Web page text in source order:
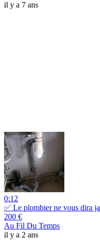
il y a 7 ans
0:12
✅ Le plombier ne vous dira
200 €
Au Fil Du Temps
il y a 2 ans